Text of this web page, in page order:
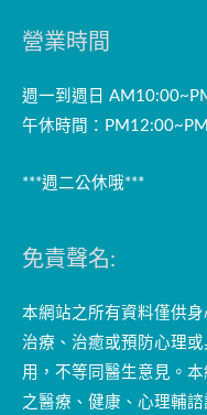
營業時間
週一到週日
午休時間：
***週二公休哦***
免責聲名:
本網站之所有資料僅供
治療、治癒或預防心理
用，不等同醫生意見。
之醫療、健康、心理輔